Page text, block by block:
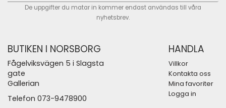
De uppgifter du matar in kommer endast användas till våra
nyhetsbrev.
BUTIKEN I NORSBORG
Fågelviksvägen 5 i Slagsta
gate
Gallerian
Telefon 073-9478900
HANDLA
Villkor
Kontakta oss
Mina favoriter
Logga in